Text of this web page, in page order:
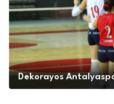
Dekorayos